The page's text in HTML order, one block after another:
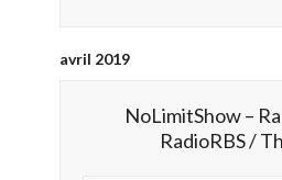
avril 2019
NoLimitShow –
RadioRBS /